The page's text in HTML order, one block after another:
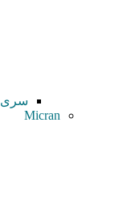
سری Minilink
Micran